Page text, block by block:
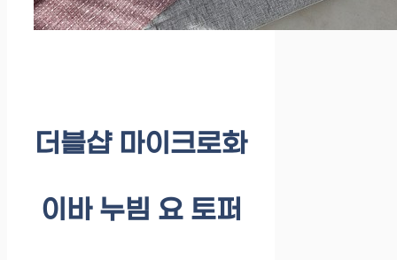
더블샵 마이크로화
이바 누빔 요 토퍼